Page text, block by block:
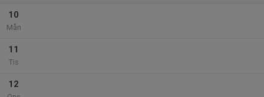
10
Mån
11
Tis
12